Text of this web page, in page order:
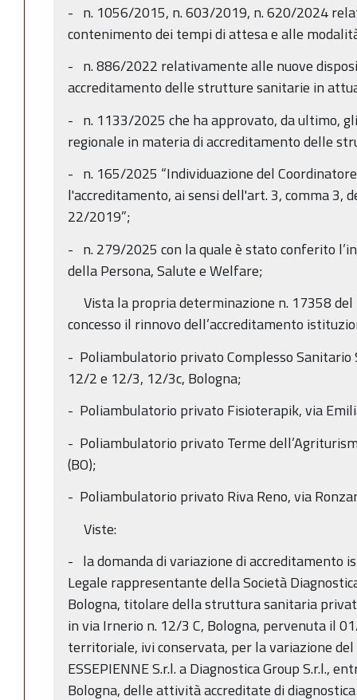
- n. 1056/2015, n. 603/2019, n. 620/2024
contenimento dei tempi di attesa e alle
- n. 886/2022 relativamente alle nuove
accreditamento delle strutture sanitarie in
- n. 1133/2025 che ha approvato, da ultimo,
regionale in materia di accreditamento delle
- n. 165/2025 “Individuazione del
l'accreditamento, ai sensi dell'art. 3, comma 3,
22/2019”;
- n. 279/2025 con la quale è stato conferito
della Persona, Salute e Welfare;
Vista la propria determinazione n. 17358
concesso il rinnovo dell’accreditamento
- Poliambulatorio privato Complesso
12/2 e 12/3, 12/3c, Bologna;
- Poliambulatorio privato Fisioterapik, via
- Poliambulatorio privato Terme
(BO);
- Poliambulatorio privato Riva Reno, via
Viste:
- la domanda di variazione di accreditamento
Legale rappresentante della Società
Bologna, titolare della struttura sanitaria
in via Irnerio n. 12/3 C, Bologna, pervenuta il
territoriale, ivi conservata, per la variazione
ESSEPIENNE S.r.l. a Diagnostica Group S.r.l.,
Bologna, delle attività accreditate di